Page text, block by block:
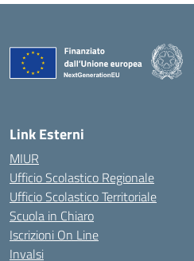
Link Esterni
MIUR
Ufficio Scolastico Regionale
Ufficio Scolastico Territoriale
Scuola in Chiaro
Iscrizioni On Line
Invalsi